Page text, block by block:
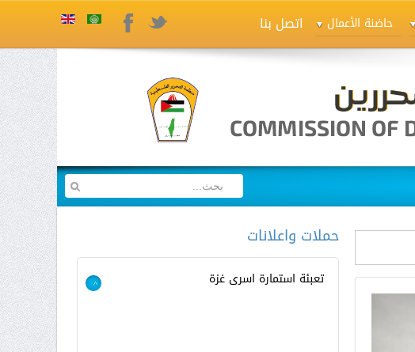
حاضنة الأعمال اتصل بنا FacebookTwitter
حملات واعلانات
تعبئة استمارة اسرى غزة >